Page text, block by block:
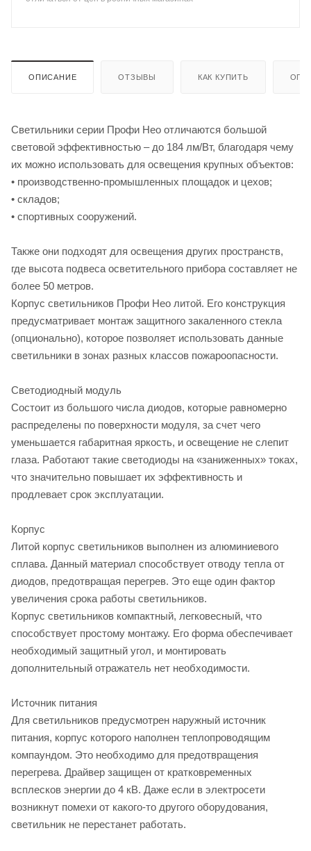
ОПИСАНИЕ ОТЗЫВЫ КАК КУПИТЬ
Светильники серии Профи Нео отличаются большой
световой эффективностью – до 184 лм/Вт, благодаря чему
их можно использовать для освещения крупных объектов:
• производственно-промышленных площадок и цехов;
• складов;
• спортивных сооружений.
Также они подходят для освещения других пространств,
где высота подвеса осветительного прибора составляет не
более 50 метров.
Корпус светильников Профи Нео литой. Его конструкция
предусматривает монтаж защитного закаленного стекла
(опционально), которое позволяет использовать данные
светильники в зонах разных классов пожароопасности.
Светодиодный модуль
Состоит из большого числа диодов, которые равномерно
распределены по поверхности модуля, за счет чего
уменьшается габаритная яркость, и освещение не слепит
глаза. Работают такие светодиоды на «заниженных» токах,
что значительно повышает их эффективность и
продлевает срок эксплуатации.
Корпус
Литой корпус светильников выполнен из алюминиевого
сплава. Данный материал способствует отводу тепла от
диодов, предотвращая перегрев. Это еще один фактор
увеличения срока работы светильников.
Корпус светильников компактный, легковесный, что
способствует простому монтажу. Его форма обеспечивает
необходимый защитный угол, и монтировать
дополнительный отражатель нет необходимости.
Источник питания
Для светильников предусмотрен наружный источник
питания, корпус которого наполнен теплопроводящим
компаундом. Это необходимо для предотвращения
перегрева. Драйвер защищен от кратковременных
всплесков энергии до 4 кВ. Даже если в электросети
возникнут помехи от какого-то другого оборудования,
светильник не перестанет работать.